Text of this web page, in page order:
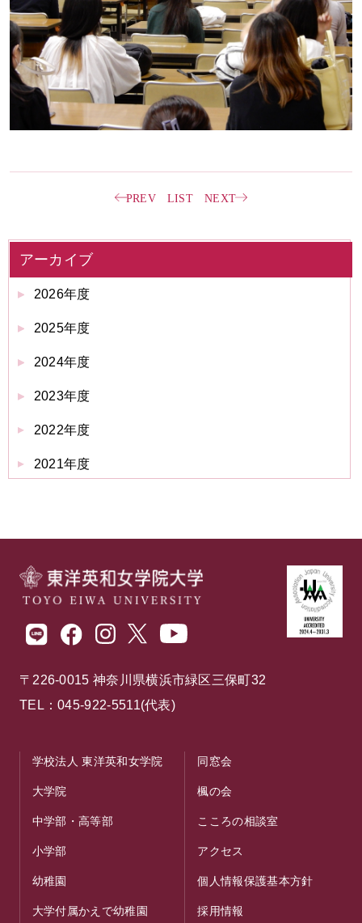
PREV LIST NEXT
アーカイブ
2026年度
2025年度
2024年度
2023年度
2022年度
2021年度
〒226-0015 神奈川県横浜市緑区三保町32
TEL：045-922-5511(代表)
学校法人 東洋英和女学院
大学院
中学部・高等部
小学部
幼稚園
大学付属かえで幼稚園
同窓会
楓の会
こころの相談室
アクセス
個人情報保護基本方針
採用情報